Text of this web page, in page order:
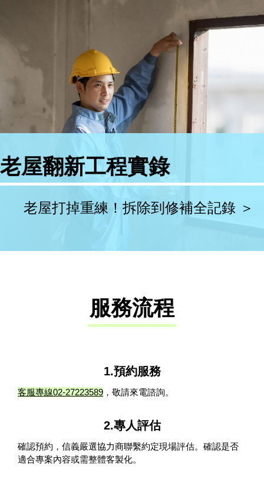
-舊窗框拆除
-調整窗框水平垂直、避免內窗傾斜
-防水收邊、間隙填補，確保密合
油漆粉刷
牆面批土打磨平整，打理好後進行油
塊、現場的保護材等。
老屋翻新工程實錄
老屋打掉重練！拆除到修補全記錄 ＞
服務流程
1.預約服務
客服專線02-27223589 ，敬請來電諮詢。
2.專人評估
確認預約，信義嚴選協力商聯繫約定現場評估。確認是否
適合專案內容或需整體客製化。